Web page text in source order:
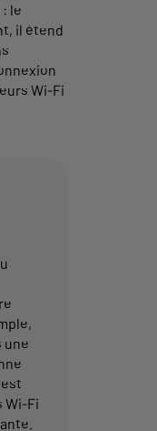
le
il étend
Wi-Fi
une
Wi-Fi